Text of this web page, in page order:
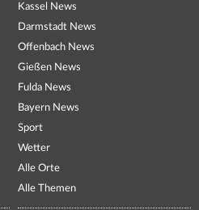
Kassel News
Darmstadt News
Offenbach News
Gießen News
Fulda News
Bayern News
Sport
Wetter
Alle Orte
Alle Themen